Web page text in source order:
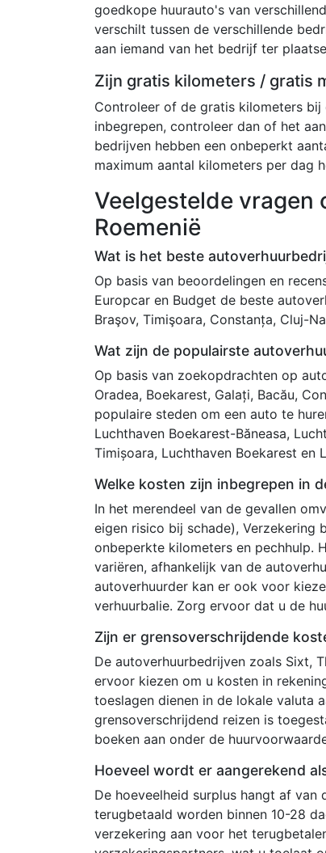
goedkope huurauto's van
verschilt tussen de verschillende
aan iemand van het bedrijf ter
Zijn gratis kilometers / gratis
Controleer of de gratis kilometers
inbegrepen, controleer dan of het
bedrijven hebben een onbeperkt
maximum aantal kilometers per dag
Veelgestelde vragen
Roemenië
Wat is het beste
Op basis van beoordelingen en
Europcar en Budget de beste
Braşov, Timişoara, Constanța, Cluj-
Wat zijn de populairste
Op basis van zoekopdrachten op
Oradea, Boekarest, Galați, Bacău,
populaire steden om een auto te
Luchthaven Boekarest-Băneasa,
Timișoara, Luchthaven Boekarest en
Welke kosten zijn inbegrepen in
In het merendeel van de gevallen
eigen risico bij schade), Verzekering
onbeperkte kilometers en pechhulp.
variëren, afhankelijk van de
autoverhuurder kan er ook voor
verhuurbalie. Zorg ervoor dat u de
Zijn er grensoverschrijdende
De autoverhuurbedrijven zoals Sixt,
ervoor kiezen om u kosten in
toeslagen dienen in de lokale valuta
grensoverschrijdend reizen is
boeken aan onder de
Hoeveel wordt er aangerekend
De hoeveelheid surplus hangt af van
terugbetaald worden binnen 10-28
verzekering aan voor het